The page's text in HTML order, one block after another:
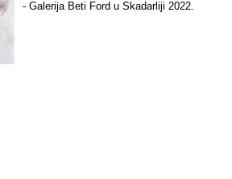
- Galerija Beti Ford u Skadarliji 2022.